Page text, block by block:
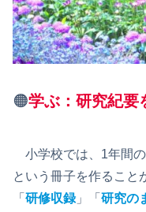
🟠学ぶ：研究紀要
小学校では、1年間の
という冊子を作ること
「 研修収録」「 研究の